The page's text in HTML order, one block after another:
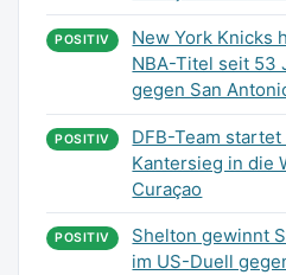
POSITIV
New York Knicks
NBA-Titel seit 53
gegen San
POSITIV
DFB-Team startet
Kantersieg in die
Curaçao
POSITIV
Shelton gewinnt
im US-Duell